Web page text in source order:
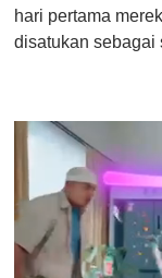
hari pertama
disatukan sebagai